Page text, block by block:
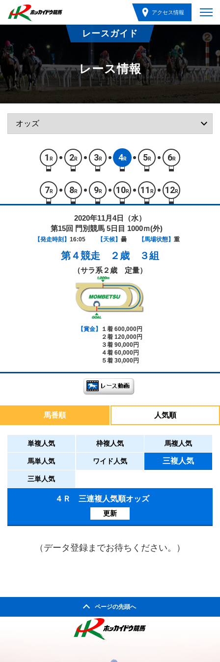
アクセス情報
レースガイド
レース情報
1 R 2R 3R 4R 5R 6R
7 R 8R 9R 10R 11 R 12R
2020年11月4日（水）
第15回 門別競馬 5日目 1000ｍ(外)
【発走時刻】 16:05 【天候】 曇 【馬場状態】 重
第４競走 ２歳 ３組
（サラ系２歳 定量）
【賞金】
１着 600,000円
２着 120,000円
３着 90,000円
４着 60,000円
５着 30,000円
馬番順 人気順
単複人気 枠複人気 馬複人気
馬単人気 ワイド人気 三複人気
三単人気
４Ｒ 三連複人気順オッズ
更新
（データ登録までお待ちください。）
ページの先頭へ